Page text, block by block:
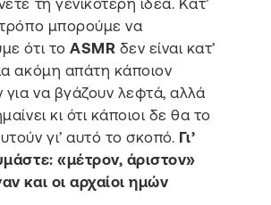
μπορούμε να
ότι τοASMR δεν είναι κατ’
ακόμη απάτη κάποιον
για να βγάζουν λεφτά, αλλά
κι ότι κάποιοι δε θα το
γι’ αυτό το σκοπό. Γι’
«μέτρον, άριστον»
και οι αρχαίοι ημών